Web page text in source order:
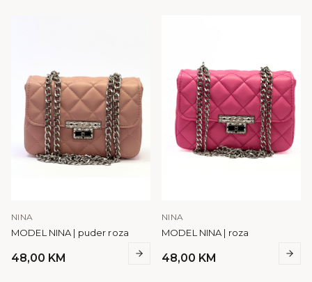
NINA
MODEL NINA | puder roza
48,00 KM
NINA
MODEL NINA | roza
48,00 KM